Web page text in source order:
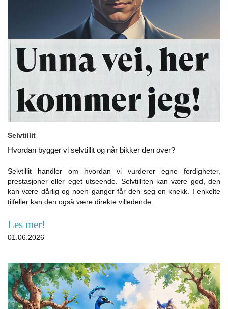
Selvtillit
Hvordan bygger vi selvtillit og når bikker den over?
Selvtillit handler om hvordan vi vurderer egne ferdigheter,
prestasjoner eller eget utseende. Selvtilliten kan være god, den
kan være dårlig og noen ganger får den seg en knekk. I enkelte
tilfeller kan den også være direkte villedende.
Les mer!
01.06.2026